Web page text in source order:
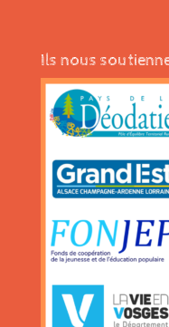
Ils nous